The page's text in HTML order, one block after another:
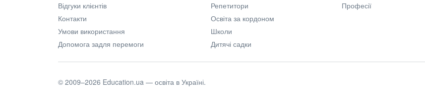
Відгуки клієнтів
Контакти
Умови використання
Допомога задля перемоги
Репетитори
Освіта за кордоном
Школи
Дитячі садки
Професії
© 2009–2026 Education.ua — освіта в Україні.